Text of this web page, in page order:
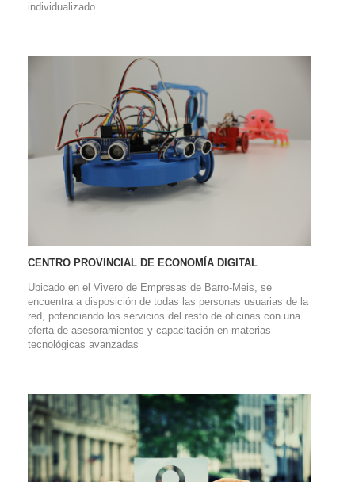
individualizado
CENTRO PROVINCIAL DE ECONOMÍA DIGITAL
Ubicado en el Vivero de Empresas de Barro-Meis, se
encuentra a disposición de todas las personas usuarias de la
red, potenciando los servicios del resto de oficinas con una
oferta de asesoramientos y capacitación en materias
tecnológicas avanzadas